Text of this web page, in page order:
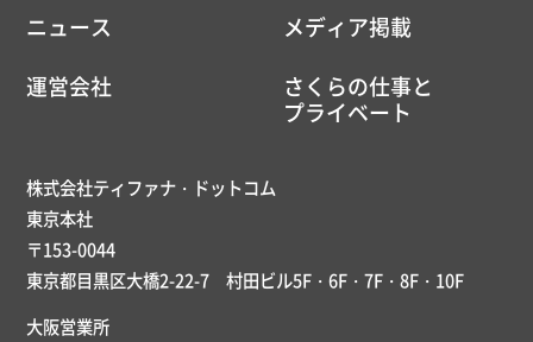
ニュース
メディア掲載
運営会社
さくらの仕事と
プライベート
株式会社ティファナ・ドットコム
東京本社
〒153-0044
東京都目黒区大橋2-22-7 村田ビル5F・6F・7F・8F・10F
大阪営業所